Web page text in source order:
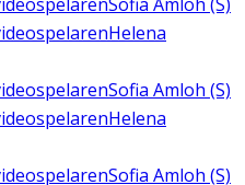
Helena
Sofia Amloh (S)
Helena
Sofia Amloh (S)